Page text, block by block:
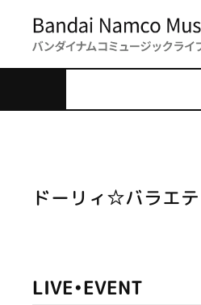
ドーリィ☆バラエテ
LIVE•EVENT